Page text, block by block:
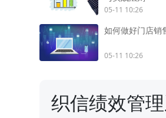
05-11 10:26
如何做好门店销
05-11 10:26
织信绩效管